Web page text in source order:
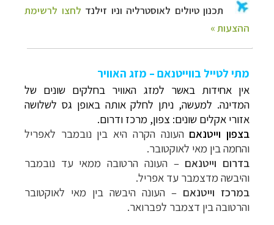
מתי לטייל בווייטנאם – מזג האוויר
אין אחידות באשר למזג האוויר בחלקים שונים של
המדינה. למעשה, ניתן לחלק אותה באופן גס לשלושה
אזורי אקלים שונים: צפון, מרכז ודרום.
בצפון וייטנאם העונה הקרה היא בין נובמבר לאפריל
והחמה בין מאי לאוקטובר.
בדרום וייטנאם–העונה הרטובה ממאי עד נובמבר
והיבשה מדצמבר עד אפריל.
במרכז וייטנאם – העונה היבשה בין מאי לאוקטובר
והרטובה בין דצמבר לפברואר.